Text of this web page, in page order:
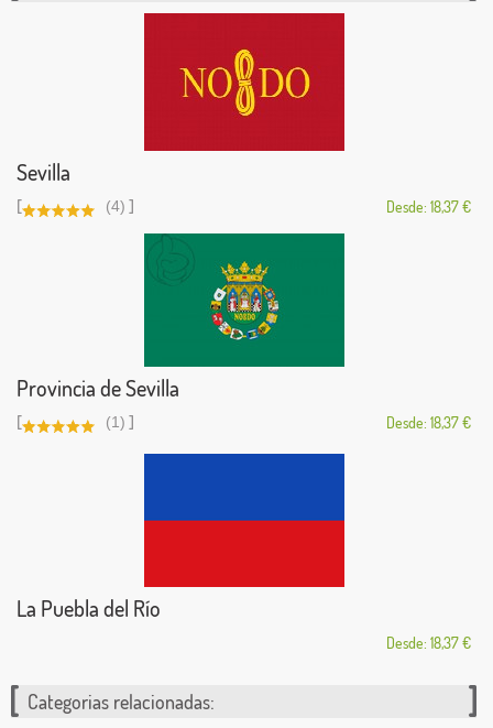
Sevilla
[ (4) ] Desde: 18,37 €
Provincia de Sevilla
[ (1) ] Desde: 18,37 €
La Puebla del Río
Desde: 18,37 €
Categorias relacionadas: